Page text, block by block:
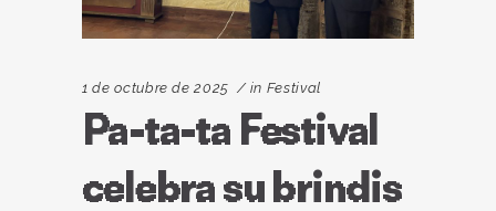
1 de octubre de 2025 in Festival
Pa-ta-ta Festival
celebra su brindis